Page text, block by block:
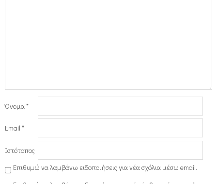
Όνομα*
Email *
Ιστότοπος
Επιθυμώ να λαμβάνω ειδοποιήσεις για νέα σχόλια μέσω email.